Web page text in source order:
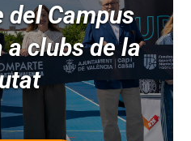
del Campus
a clubs de la